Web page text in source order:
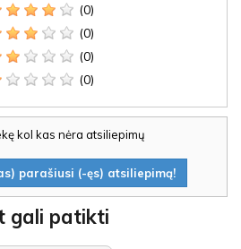
(0)
(0)
(0)
(0)
kol kas nėra atsiliepimų
parašiusi (-ęs) atsiliepimą!
gali patikti